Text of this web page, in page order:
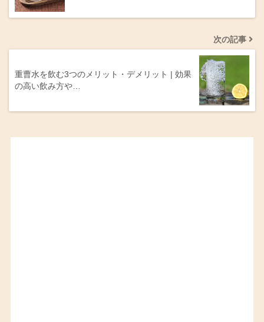
次の記事
重曹水を飲む3つのメリット・デメリット | 効果
の高い飲み方や…